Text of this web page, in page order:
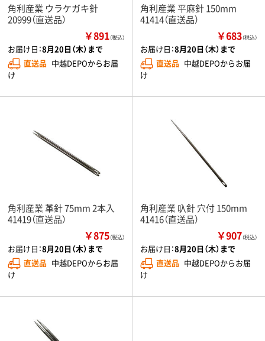
角利産業 ウラケガキ針
20999（直送品）
￥891（税込）
お届け日：8月20日（木）まで
直送品 中越DEPOからお届
け
角利産業 平麻針 150mm
41414（直送品）
￥683（税込）
お届け日：8月20日（木）まで
直送品 中越DEPOからお届
け
角利産業 革針 75mm 2本入
41419（直送品）
￥875（税込）
お届け日：8月20日（木）まで
直送品 中越DEPOからお届
け
角利産業 叺針 穴付 150mm
41416（直送品）
￥907（税込）
お届け日：8月20日（木）まで
直送品 中越DEPOからお届
け